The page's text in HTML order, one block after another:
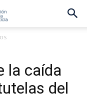
la caída
del